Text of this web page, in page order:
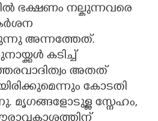
ഭക്ഷണം നല്കുന്നവരെ
അന്നത്തേത്.
കടിച്ച്
അതത്
കോടതി
മൃഗങ്ങളോടുള്ള സ്നേഹം,​